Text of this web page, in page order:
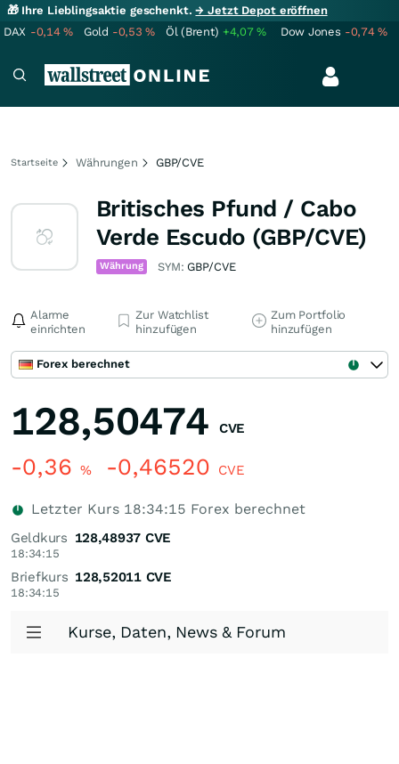
🎁 Ihre Lieblingsaktie geschenkt.→ Jetzt Depot eröffnen
DAX -0,14% Gold -0,53% Öl (Brent) +4,07% Dow Jones -0,74%
Startseite Währungen GBP/CVE
Britisches Pfund / Cabo
Verde Escudo (GBP/CVE)
Währung SYM: GBP/CVE
Alarme
einrichten
Zur Watchlist
hinzufügen
Zum Portfolio
hinzufügen
Forex berechnet
128,50474 CVE
-0,36 % -0,46520 CVE
Letzter Kurs 18:34:15 Forex berechnet
Geldkurs
18:34:15
128,48937 CVE
Briefkurs
18:34:15
128,52011 CVE
Kurse, Daten, News & Forum